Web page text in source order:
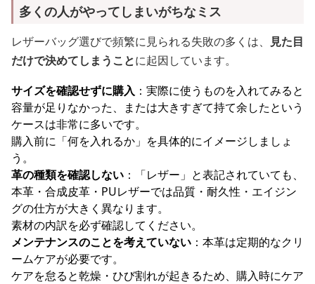
多くの人がやってしまいがちなミス
レザーバッグ選びで頻繁に見られる失敗の多くは、
見た目
だけで決めてしまうことに起因しています。
サイズを確認せずに購入 ：実際に使うものを入れてみると
容量が足りなかった、または大きすぎて持て余したという
ケースは非常に多いです。
購入前に「何を入れるか」を具体的にイメージしましょ
う。
革の種類を確認しない ：「レザー」と表記されていても、
本革・合成皮革・PUレザーでは品質・耐久性・エイジン
グの仕方が大きく異なります。
素材の内訳を必ず確認してください。
メンテナンスのことを考えていない ：本革は定期的なクリ
ームケアが必要です。
ケアを怠ると乾燥・ひび割れが起きるため、購入時にケア